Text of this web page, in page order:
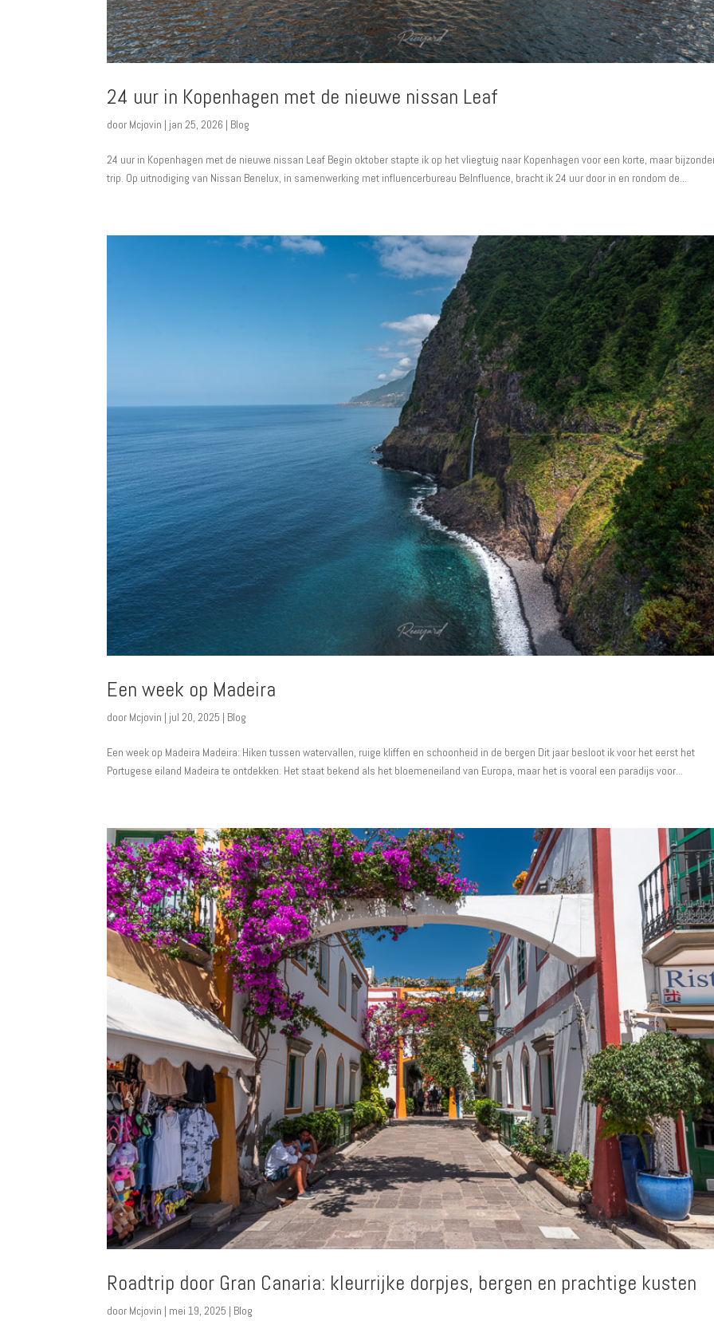
24 uur in Kopenhagen met de nieuwe nissan Leaf
door Mcjovin | jan 25, 2026 | Blog
24 uur in Kopenhagen met de nieuwe nissan Leaf Begin oktober stapte ik op het vliegtuig naar Kopenhagen voor een korte, maar
trip. Op uitnodiging van Nissan Benelux, in samenwerking met influencerbureau BeInfluence, bracht ik 24 uur door in en rondom de...
Een week op Madeira
door Mcjovin | jul 20, 2025 | Blog
Een week op Madeira Madeira: Hiken tussen watervallen, ruige kliffen en schoonheid in de bergen Dit jaar besloot ik voor het eerst het
Portugese eiland Madeira te ontdekken. Het staat bekend als het bloemeneiland van Europa, maar het is vooral een paradijs voor...
Roadtrip door Gran Canaria: kleurrijke dorpjes, bergen en prachtige kusten
door Mcjovin | mei 19, 2025 | Blog